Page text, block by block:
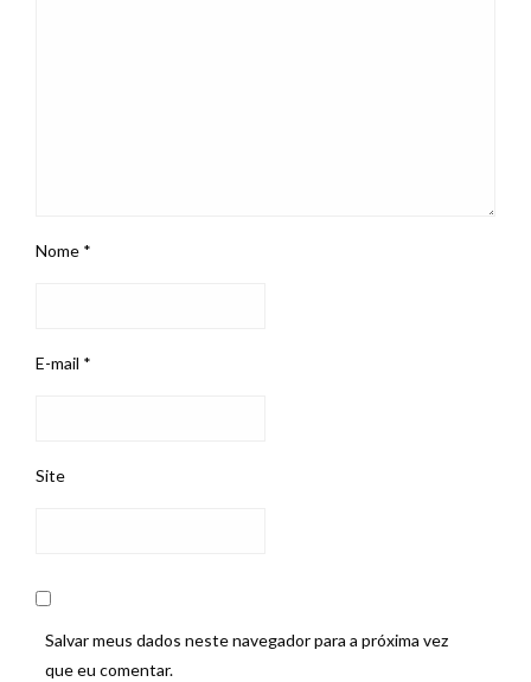
Nome *
E-mail *
Site
Salvar meus dados neste navegador para a próxima vez
que eu comentar.